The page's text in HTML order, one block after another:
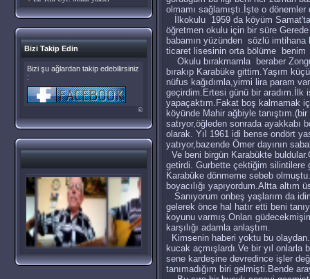
Bizi Takip Edin
Bizi şu ağlardan takip edebilirsiniz
:
©
olmamı sağlamıştı.İşte o
İlkokulu 1959 da köyüm
öğretmen okulu için bir süre
babamın yüzünden sözlü imtihana
ticaret lisesinin orta bölüme benim
Okulu bırakmamla beraber
bırakıp Karabüke gittim.Yaşım
nüfus kağıdımla,yirmi lira param
geçirdim.Ertesi günü bir aradım.İlk
yapaçaktım.Fakat boş kalmamak
köyünde Mahir ağbiyle
satıyor,öğleden sonrada ayakkabı
olarak. Yıl 1961 idi bense ondört
yatıyor,bazende Ömer dayının
Ve beni birgün Karabükte
getirdi. Gurbette çektiğim silintilere
Karabüke dönmeme sebeb
boyacılığı yapıyordum.Altta altım
Sanıyorum onbeş yaşlarım da
gelerek önce hal hatır etti beni
koyunu varmış.Onları
karşılığı adamla anlaştım.
Kimsenin haberi yoktu bu
kucak açmışlardı.Ve bir yıl onlarla
sene kardeşine devredince işler
tanımadığım biri gelmişti.Bende